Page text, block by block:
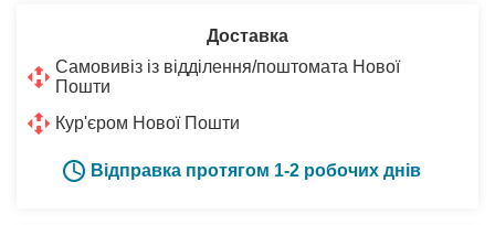
Доставка
Самовивіз із відділення/поштомата Нової
Пошти
Кур'єром Нової Пошти
Відправка протягом 1-2 робочих днів